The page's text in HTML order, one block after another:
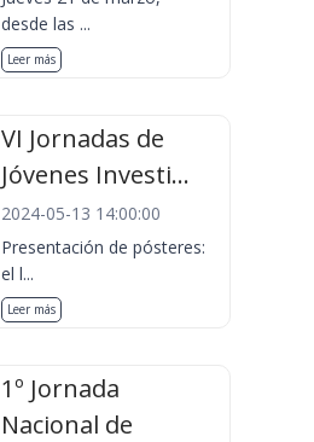
desde las ...
Leer más
VI Jornadas de
Jóvenes Investi...
2024-05-13 14:00:00
Presentación de pósteres:
el l...
Leer más
1º Jornada
Nacional de